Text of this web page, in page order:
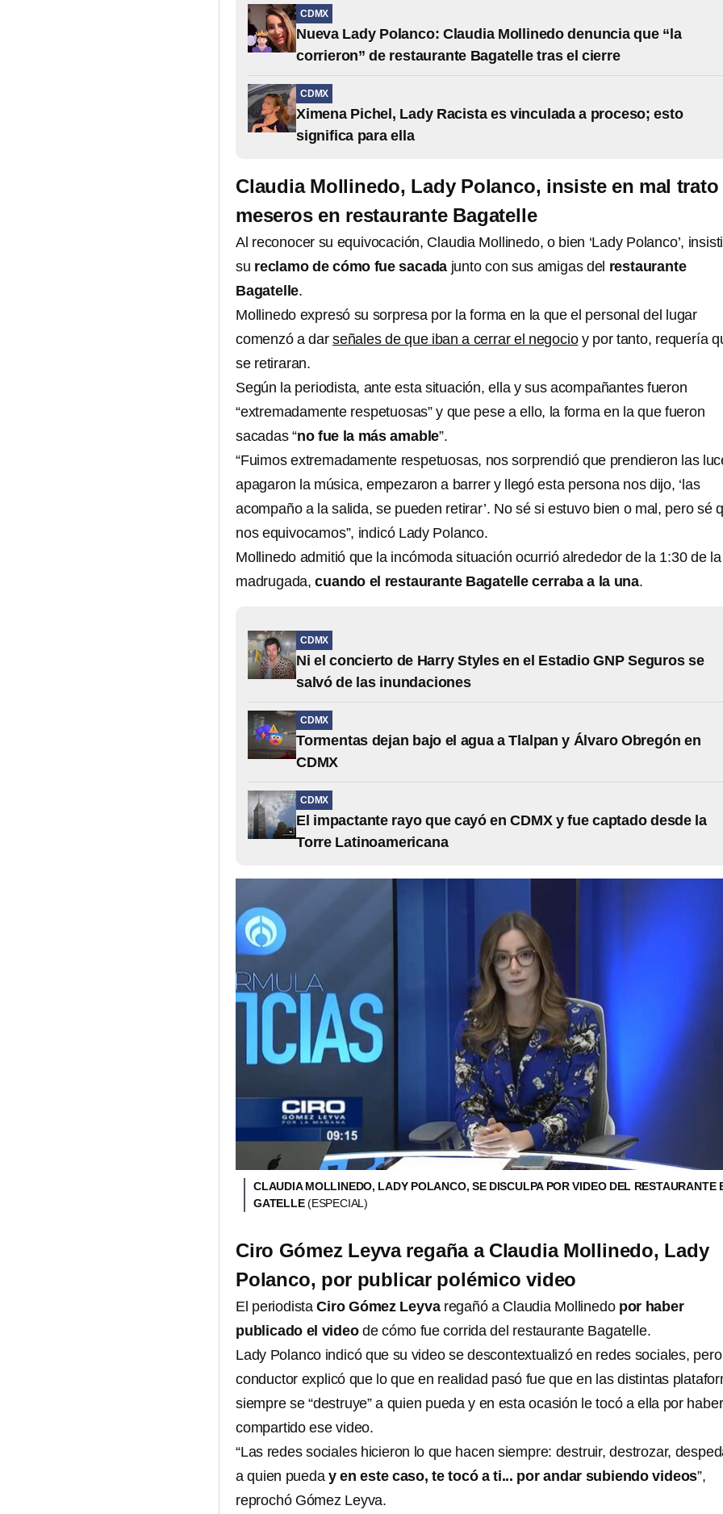
CDMX
Nueva Lady Polanco: Claudia Mollinedo denuncia que “la
corrieron” de restaurante Bagatelle tras el cierre
CDMX
Ximena Pichel, Lady Racista es vinculada a proceso; esto
significa para ella
Claudia Mollinedo, Lady Polanco, insiste en mal trato
meseros en restaurante Bagatelle
Al reconocer su equivocación, Claudia Mollinedo, o bien ‘Lady Polanco’,
su reclamo de cómo fue sacada junto con sus amigas del restaurante
Bagatelle.
Mollinedo expresó su sorpresa por la forma en la que el personal del lugar
comenzó a darseñales de que iban a cerrar el negocioy por tanto, requería
se retiraran.
Según la periodista, ante esta situación, ella y sus acompañantes fueron
“extremadamente respetuosas” y que pese a ello, la forma en la que fueron
sacadas “no fue la más amable”.
“Fuimos extremadamente respetuosas, nos sorprendió que prendieron las
apagaron la música, empezaron a barrer y llegó esta persona nos dijo, ‘las
acompaño a la salida, se pueden retirar’. No sé si estuvo bien o mal, pero sé
nos equivocamos”, indicó Lady Polanco.
Mollinedo admitió que la incómoda situación ocurrió alrededor de la 1:30 de la
madrugada,cuando el restaurante Bagatelle cerraba a la una.
CDMX
Ni el concierto de Harry Styles en el Estadio GNP Seguros se
salvó de las inundaciones
CDMX
Tormentas dejan bajo el agua a Tlalpan y Álvaro Obregón en
CDMX
CDMX
El impactante rayo que cayó en CDMX y fue captado desde la
Torre Latinoamericana
CLAUDIA MOLLINEDO, LADY POLANCO, SE DISCULPA POR VIDEO DEL RESTAURANTE
GATELLE(ESPECIAL)
Ciro Gómez Leyva regaña a Claudia Mollinedo, Lady
Polanco, por publicar polémico video
El periodistaCiro Gómez Leyva regañó a Claudia Mollinedo por haber
publicado el videode cómo fue corrida del restaurante Bagatelle.
Lady Polanco indicó que su video se descontextualizó en redes sociales, pero
conductor explicó que lo que en realidad pasó fue que en las distintas
siempre se “destruye” a quien pueda y en esta ocasión le tocó a ella por haber
compartido ese video.
“Las redes sociales hicieron lo que hacen siempre: destruir, destrozar,
a quien pueday en este caso, te tocó a ti... por andar subiendo videos”,
reprochó Gómez Leyva.